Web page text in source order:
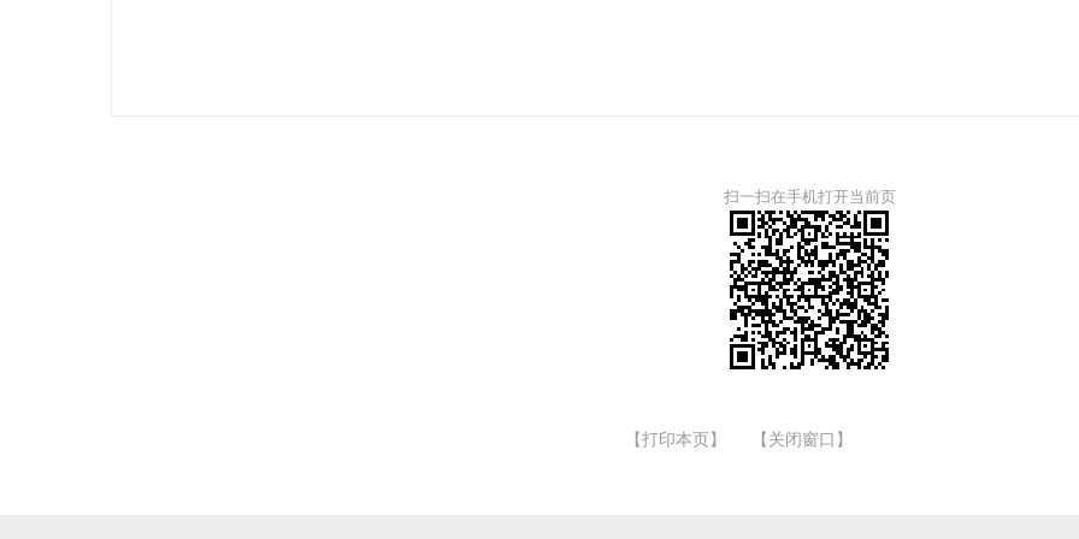
扫一扫在手机打开当前页
【打印本页】 【关闭窗口】